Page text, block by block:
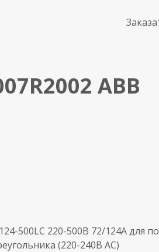
ABB
500LC 220-500В 72/124A для
(220-240В AC)